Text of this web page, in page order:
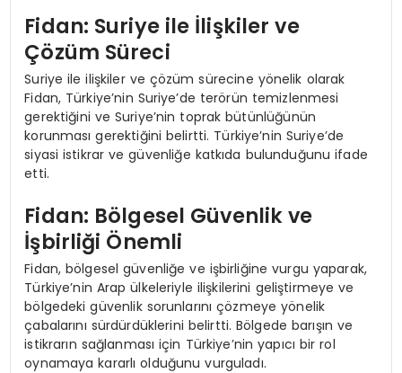
Fidan: Suriye ile İlişkiler ve
Çözüm Süreci
Suriye ile ilişkiler ve çözüm sürecine yönelik olarak
Fidan, Türkiye’nin Suriye’de terörün temizlenmesi
gerektiğini ve Suriye’nin toprak bütünlüğünün
korunması gerektiğini belirtti. Türkiye’nin Suriye’de
siyasi istikrar ve güvenliğe katkıda bulunduğunu ifade
etti.
Fidan: Bölgesel Güvenlik ve
İşbirliği Önemli
Fidan, bölgesel güvenliğe ve işbirliğine vurgu yaparak,
Türkiye’nin Arap ülkeleriyle ilişkilerini geliştirmeye ve
bölgedeki güvenlik sorunlarını çözmeye yönelik
çabalarını sürdürdüklerini belirtti. Bölgede barışın ve
istikrarın sağlanması için Türkiye’nin yapıcı bir rol
oynamaya kararlı olduğunu vurguladı.